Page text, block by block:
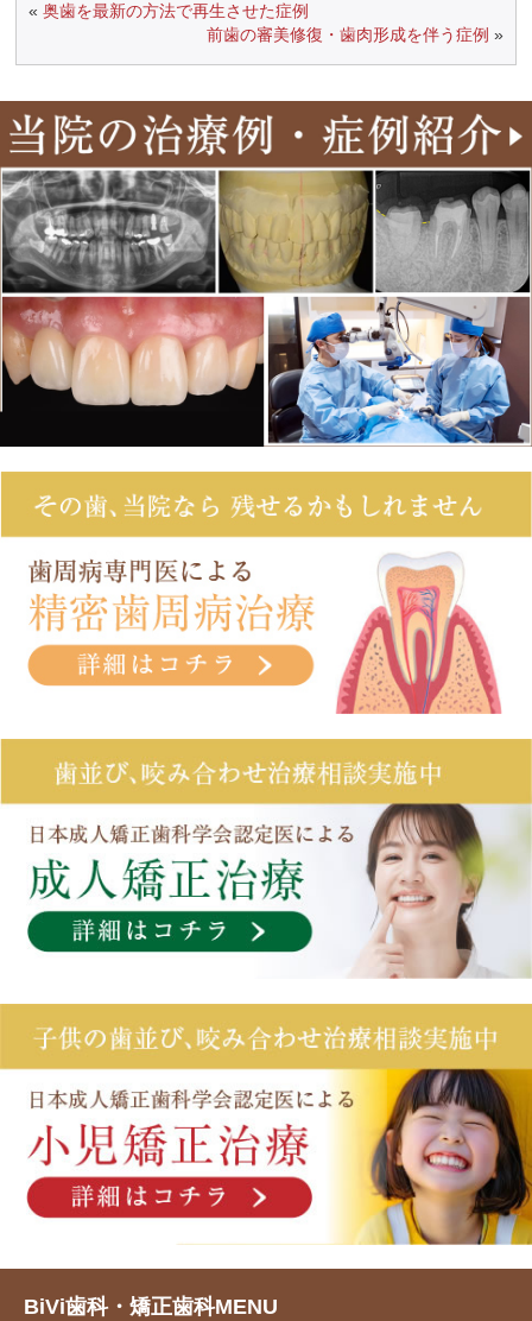
«奥歯を最新の方法で再生させた症例
前歯の審美修復・歯肉形成を伴う症例 »
BiVi歯科・矯正歯科MENU